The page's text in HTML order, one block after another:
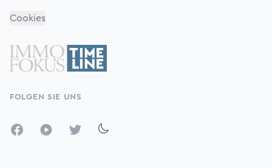
Cookies
FOLGEN SIE UNS
FacebookYouTubeTwitter